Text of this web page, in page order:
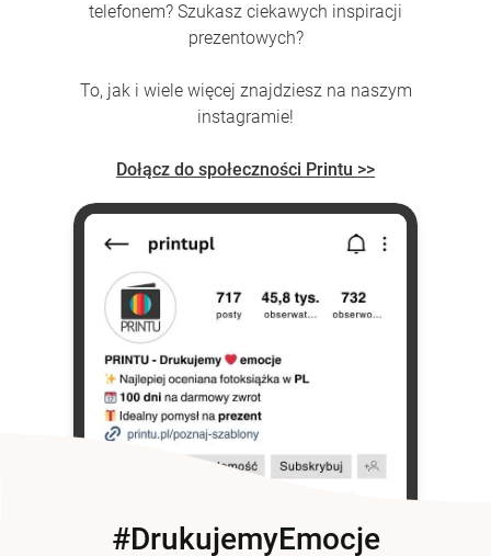
telefonem? Szukasz ciekawych inspiracji
prezentowych?
To, jak i wiele więcej znajdziesz na naszym
instagramie!
Dołącz do społeczności Printu >>
#DrukujemyEmocje